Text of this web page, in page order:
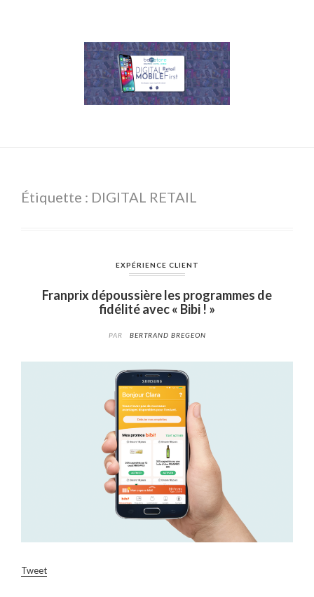
Étiquette : DIGITAL RETAIL
EXPÉRIENCE CLIENT
Franprix dépoussière les programmes de
fidélité avec « Bibi ! »
PAR BERTRAND BREGEON
Tweet